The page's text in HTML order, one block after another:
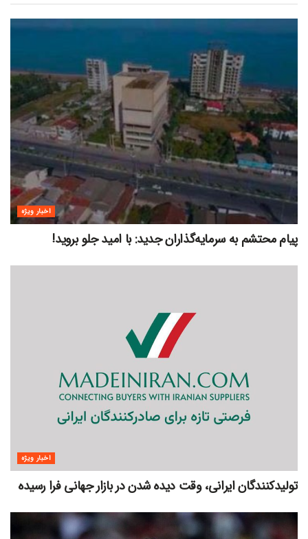
اخبار ویژه
پیام محتشم به سرمایه‌گذاران جدید: با امید جلو بروید!
اخبار ویژه
تولیدکنندگان ایرانی، وقت دیده شدن در بازار جهانی فرا رسیده